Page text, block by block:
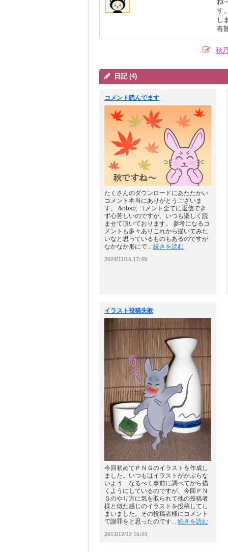
す
し
有
秋
日記 (4)
コメント読んでます
たくさんのダウンロードにあたたかい
コメント本当にありがとうございま
す。 &nbsp; コメント全てに返信でき
ず心苦しいのですが、いつも楽しく読
ませて頂いております。 参考になるコ
メントも多々ありこれから描いてみた
いなと思っているものもあるのですが
なかなか形にで... 続きを読む
2024/11/15 17:49
イラスト投稿失敗
今回初めてＰＮＧのイラストを作成し
ました。いつもはイラストがかぶらな
いよう なるべく事前に調べてから描
くようにしているのですが、今回ＰＮ
Ｇのやり方に気を取られて他の投稿者
様と似た感じのイラストを投稿してし
まいました。その投稿者様にコメント
で謝罪をと思ったのです... 続きを読む
2013/12/12 16:01